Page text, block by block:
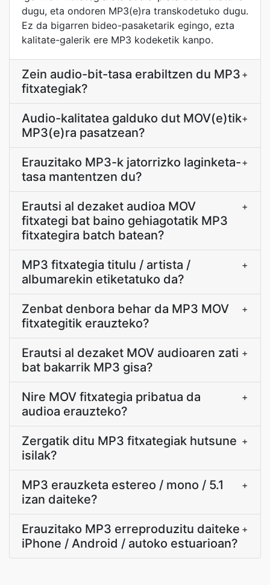
dugu, eta ondoren MP3(e)ra transkodetuko dugu.
Ez da bigarren bideo-pasaketarik egingo, ezta
kalitate-galerik ere MP3 kodeketik kanpo.
Zein audio-bit-tasa erabiltzen du MP3
fitxategiak?
+
Audio-kalitatea galduko dut MOV(e)tik
MP3(e)ra pasatzean?
+
Erauzitako MP3-k jatorrizko laginketa-
tasa mantentzen du?
+
Erautsi al dezaket audioa MOV
fitxategi bat baino gehiagotatik MP3
fitxategira batch batean?
+
MP3 fitxategia titulu / artista /
albumarekin etiketatuko da?
+
Zenbat denbora behar da MP3 MOV
fitxategitik erauzteko?
+
Erautsi al dezaket MOV audioaren zati
bat bakarrik MP3 gisa?
+
Nire MOV fitxategia pribatua da
audioa erauzteko?
+
Zergatik ditu MP3 fitxategiak hutsune
isilak?
+
MP3 erauzketa estereo / mono / 5.1
izan daiteke?
+
Erauzitako MP3 erreproduzitu daiteke
iPhone / Android / autoko estuarioan?
+